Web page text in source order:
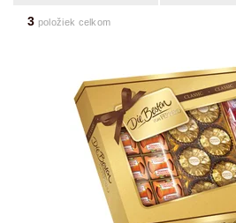
3 položiek celkom